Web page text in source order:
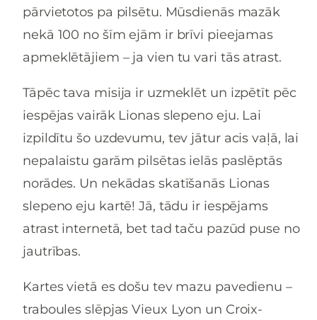
pārvietotos pa pilsētu. Mūsdienās mazāk
nekā 100 no šīm ejām ir brīvi pieejamas
apmeklētājiem – ja vien tu vari tās atrast.
Tāpēc tava misija ir uzmeklēt un izpētīt pēc
iespējas vairāk Lionas slepeno eju. Lai
izpildītu šo uzdevumu, tev jātur acis vaļā, lai
nepalaistu garām pilsētas ielās paslēptās
norādes. Un nekādas skatīšanās Lionas
slepeno eju kartē! Jā, tādu ir iespējams
atrast internetā, bet tad taču pazūd puse no
jautrības.
Kartes vietā es došu tev mazu pavedienu –
traboules slēpjas Vieux Lyon un Croix-